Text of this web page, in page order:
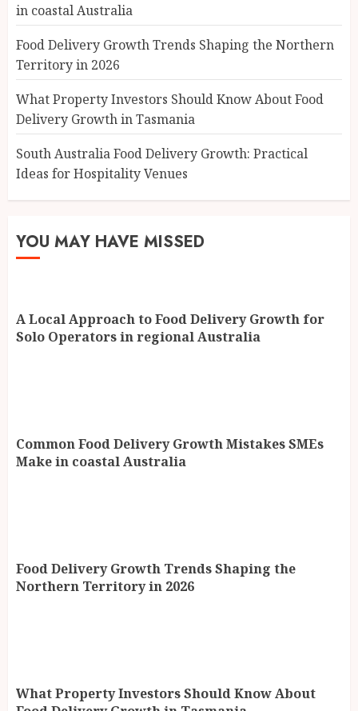
in coastal Australia
Food Delivery Growth Trends Shaping the Northern
Territory in 2026
What Property Investors Should Know About Food
Delivery Growth in Tasmania
South Australia Food Delivery Growth: Practical
Ideas for Hospitality Venues
YOU MAY HAVE MISSED
A Local Approach to Food Delivery Growth for
Solo Operators in regional Australia
Common Food Delivery Growth Mistakes SMEs
Make in coastal Australia
Food Delivery Growth Trends Shaping the
Northern Territory in 2026
What Property Investors Should Know About